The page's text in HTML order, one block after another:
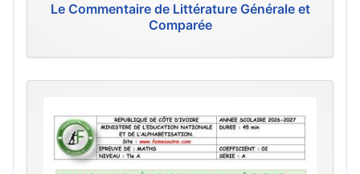
Le Commentaire de Littérature Générale et
Comparée